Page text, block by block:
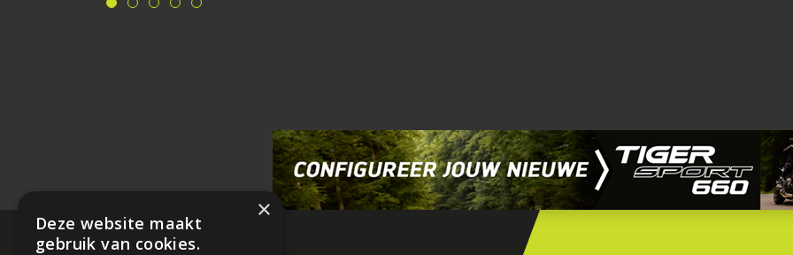
×
Deze website maakt
gebruik van cookies.